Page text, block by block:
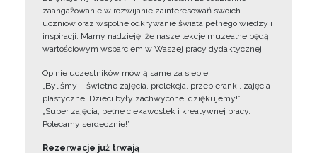
zaangażowanie w rozwijanie zainteresowań swoich
uczniów oraz wspólne odkrywanie świata pełnego wiedzy i
inspiracji. Mamy nadzieję, że nasze lekcje muzealne będą
wartościowym wsparciem w Waszej pracy dydaktycznej.
Opinie uczestników mówią same za siebie:
„Byliśmy – świetne zajęcia, prelekcja, przebieranki, zajęcia
plastyczne. Dzieci były zachwycone, dziękujemy!”
„Super zajęcia, pełne ciekawostek i kreatywnej pracy.
Polecamy serdecznie!”
Rezerwacje już trwają